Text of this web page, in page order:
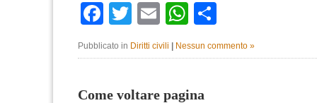
Facebook
TwitterEmailWhatsApp
Pubblicato in Diritti civili Nessun commento »
Come voltare pagina